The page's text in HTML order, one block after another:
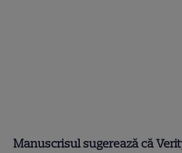
Manuscrisul sugerează că